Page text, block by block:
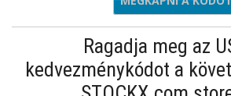
Ragadja meg az
kedvezménykódot a